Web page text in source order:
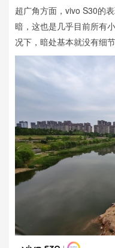
超广角方面，vivo S30的
暗，这也是几乎目前所有
况下，暗处基本就没有细节